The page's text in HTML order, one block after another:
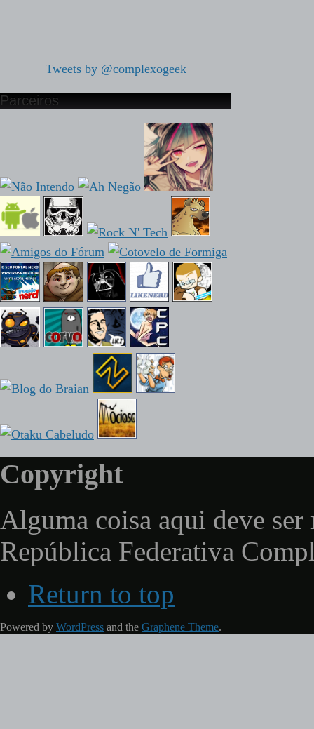
Tweets by @complexogeek
Parceiros
Copyright
Alguma coisa aqui deve ser
República Federativa
Return to top
Powered by WordPress and the Graphene Theme.